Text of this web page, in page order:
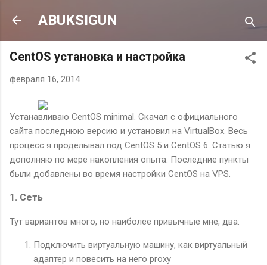
К основному контенту
ABUKSIGUN
CentOS установка и настройка
февраля 16, 2014
Устанавливаю CentOS minimal. Скачал с официального
сайта последнюю версию и установил на VirtualBox. Весь
процесс я проделывал под CentOS 5 и CentOS 6. Статью я
дополняю по мере накопления опыта. Последние пункты
были добавлены во время настройки CentOS на VPS.
1. Сеть
Тут вариантов много, но наиболее привычные мне, два:
Подключить виртуальную машину, как виртуальный
адаптер и повесить на него proxy